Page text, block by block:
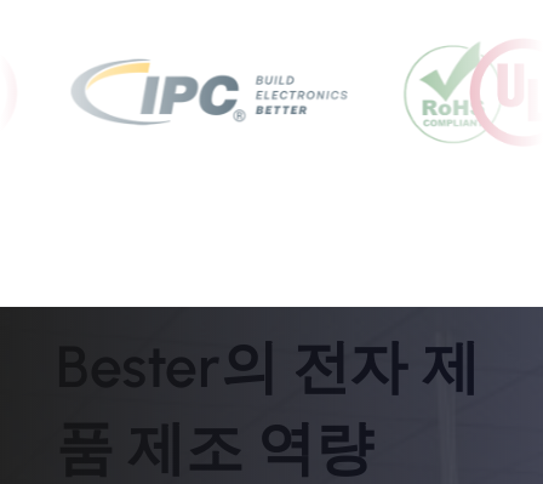
Bester의 전자 제
품 제조 역량